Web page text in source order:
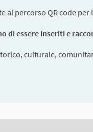
al percorso QR code
di essere inseriti e
culturale,
be used with a screen